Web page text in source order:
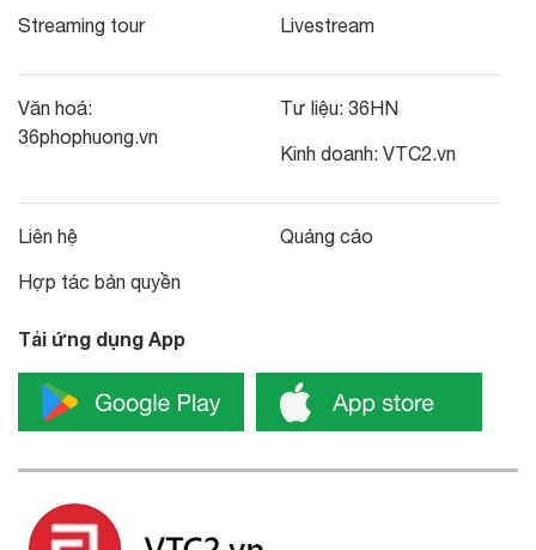
Streaming tour Livestream
Văn hoá:
36phophuong.vn
Tư liệu: 36HN
Kinh doanh: VTC2.vn
Liên hệ
Hợp tác bản quyền
Quảng cáo
Tải ứng dụng App